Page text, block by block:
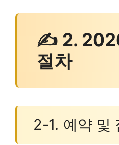
✍ 2.
절차
2-1. 예약 및